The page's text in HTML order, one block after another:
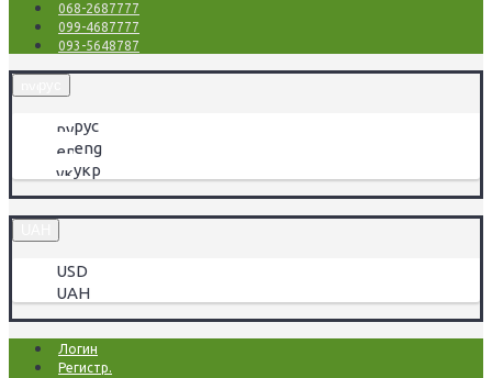
068-2687777
099-4687777
093-5648787
рус
eng
укр
USD
UAH
Логин
Регистр.